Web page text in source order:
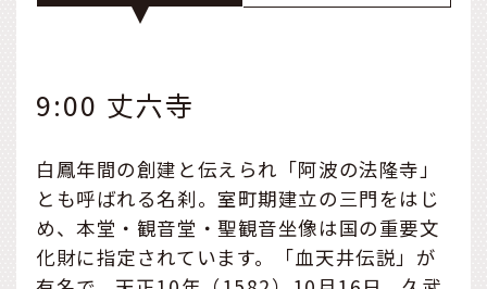
9:00 丈六寺
白鳳年間の創建と伝えられ「阿波の法隆寺」
とも呼ばれる名刹。室町期建立の三門をはじ
め、本堂・観音堂・聖観音坐像は国の重要文
化財に指定されています。「血天井伝説」が